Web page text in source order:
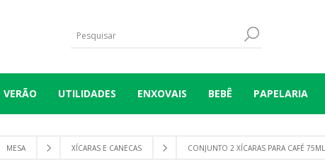
VERÃO UTILIDADES ENXOVAIS BEBÊ PAPELARIA
MESA XÍCARAS E CANECAS CONJUNTO 2 XÍCARAS PARA CAFÉ